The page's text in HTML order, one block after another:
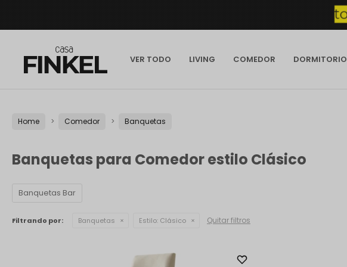
VER TODO LIVING COMEDOR DORMITORIO
Home Comedor Banquetas
Banquetas para Comedor estilo Clásico
Banquetas Bar
Filtrando por: Banquetas Estilo: Clásico Quitar filtros